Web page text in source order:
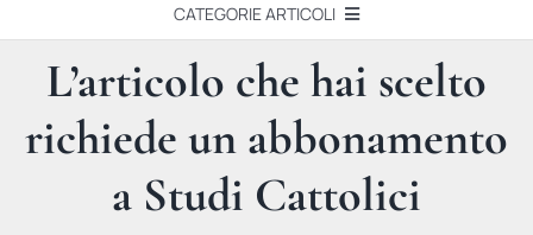
Abbonamenti
Promozioni
Newsletter
CATEGORIE ARTICOLI
EDITORIALI
IN QUESTO NUMERO
L’articolo che hai scelto
richiede un abbonamento
a Studi Cattolici